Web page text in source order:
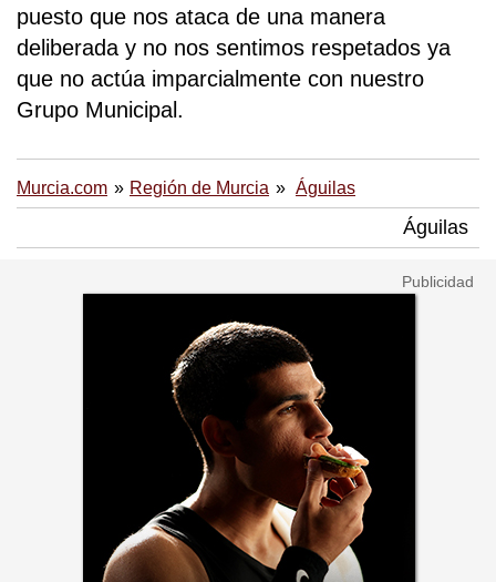
puesto que nos ataca de una manera
deliberada y no nos sentimos respetados ya
que no actúa imparcialmente con nuestro
Grupo Municipal.
Murcia.com Región de Murcia Águilas
Águilas